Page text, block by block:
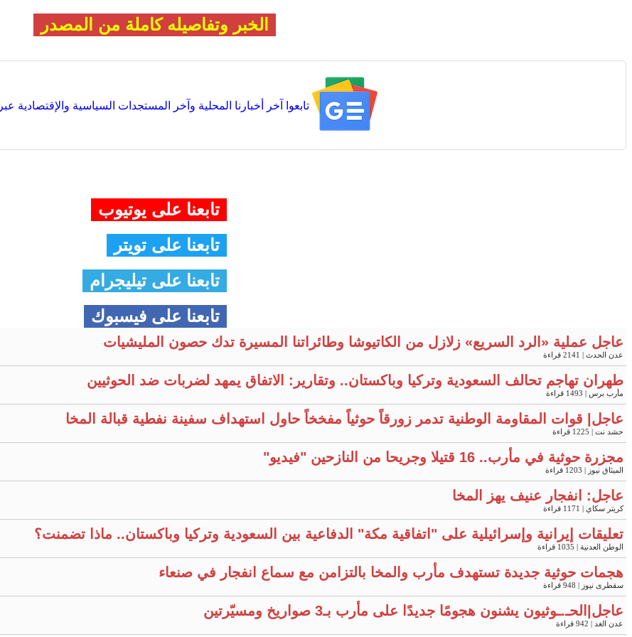
الخبر وتفاصيله كاملة من المصدر
تابعوا آخر أخبارنا المحلية وآخر المستجدات السياسية والإقتصادية عبر Google news
تابعنا على يوتيوب
تابعنا على تويتر
تابعنا على تيليجرام
تابعنا على فيسبوك
عاجل عملية «الرد السريع» زلازل من الكاتيوشا وطائراتنا المسيرة تدك حصون المليشيات
عدن الحدث | 2141 قراءة
طهران تهاجم تحالف السعودية وتركيا وباكستان.. وتقارير: الاتفاق يمهد لضربات ضد الحوثيين
مأرب برس | 1493 قراءة
عاجل| قوات المقاومة الوطنية تدمر زورقاً حوثياً مفخخاً حاول استهداف سفينة نفطية قبالة المخا
حشد نت | 1225 قراءة
مجزرة حوثية في مأرب.. 16 قتيلا وجريحا من النازحين "فيديو"
الميثاق نيوز | 1203 قراءة
عاجل: انفجار عنيف يهز المخا
كريتر سكاي | 1171 قراءة
تعليقات إيرانية وإسرائيلية على "اتفاقية مكة" الدفاعية بين السعودية وتركيا وباكستان.. ماذا تضمنت؟
الوطن العدنية | 1035 قراءة
هجمات حوثية جديدة تستهدف مأرب والمخا بالتزامن مع سماع انفجار في صنعاء
سقطرى نيوز | 948 قراءة
عاجل|الحـ.ـوثيون يشنون هجومًا جديدًا على مأرب بـ3 صواريخ ومسيّرتين
عدن الغد | 942 قراءة